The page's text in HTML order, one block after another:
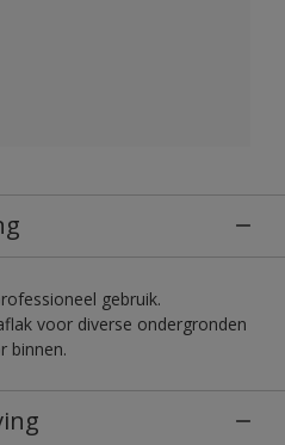
gebruik.
voor diverse ondergronden
binnen.